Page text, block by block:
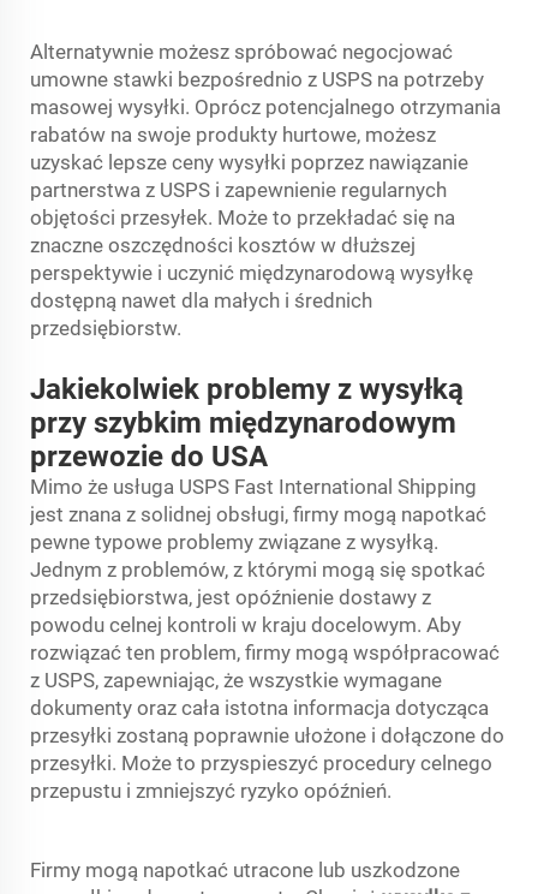
Alternatywnie możesz spróbować negocjować
umowne stawki bezpośrednio z USPS na potrzeby
masowej wysyłki. Oprócz potencjalnego otrzymania
rabatów na swoje produkty hurtowe, możesz
uzyskać lepsze ceny wysyłki poprzez nawiązanie
partnerstwa z USPS i zapewnienie regularnych
objętości przesyłek. Może to przekładać się na
znaczne oszczędności kosztów w dłuższej
perspektywie i uczynić międzynarodową wysyłkę
dostępną nawet dla małych i średnich
przedsiębiorstw.
Jakiekolwiek problemy z wysyłką
przy szybkim międzynarodowym
przewozie do USA
Mimo że usługa USPS Fast International Shipping
jest znana z solidnej obsługi, firmy mogą napotkać
pewne typowe problemy związane z wysyłką.
Jednym z problemów, z którymi mogą się spotkać
przedsiębiorstwa, jest opóźnienie dostawy z
powodu celnej kontroli w kraju docelowym. Aby
rozwiązać ten problem, firmy mogą współpracować
z USPS, zapewniając, że wszystkie wymagane
dokumenty oraz cała istotna informacja dotycząca
przesyłki zostaną poprawnie ułożone i dołączone do
przesyłki. Może to przyspieszyć procedury celnego
przepustu i zmniejszyć ryzyko opóźnień.
Firmy mogą napotkać utracone lub uszkodzone